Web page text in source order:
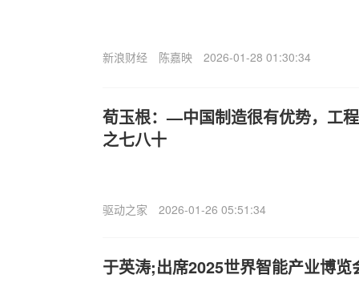
新浪财经 陈嘉映 2026-01-28 01:30:34
荀玉根：—中国制造很有优势，工
之七八十
驱动之家 2026-01-26 05:51:34
于英涛;出席2025世界智能产业博览